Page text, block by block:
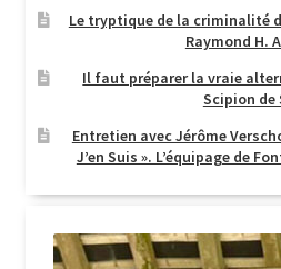
Le tryptique de la criminalité
Raymond H.
Il faut préparer la vraie
Scipion de
Entretien avec Jérôme
J’en Suis ». L’équipage de